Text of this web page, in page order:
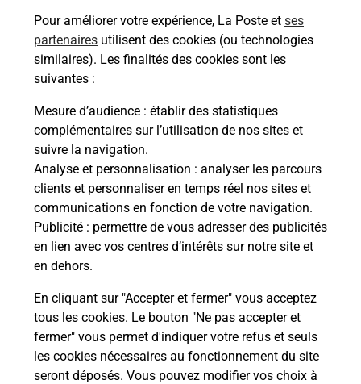
Pour améliorer votre expérience, La Poste et ses
partenaires utilisent des cookies (ou technologies
similaires). Les finalités des cookies sont les
suivantes :
Mesure d’audience : établir des statistiques
complémentaires sur l’utilisation de nos sites et
suivre la navigation.
Analyse et personnalisation : analyser les parcours
clients et personnaliser en temps réel nos sites et
communications en fonction de votre navigation.
Publicité : permettre de vous adresser des publicités
en lien avec vos centres d’intérêts sur notre site et
en dehors.
En cliquant sur "Accepter et fermer" vous acceptez
tous les cookies. Le bouton "Ne pas accepter et
fermer" vous permet d'indiquer votre refus et seuls
les cookies nécessaires au fonctionnement du site
seront déposés. Vous pouvez modifier vos choix à
La téléassistance classique avec
médaillon d’alarme qu’est ce que
c’est ?
Comment fonctionne la
téléassistance classique ?
Comment est installée la
téléassistance classique ?
Localiser Liste
Liste - téléassistance
Seine-Maritime - téléassistance
La Feuillie - téléassistance